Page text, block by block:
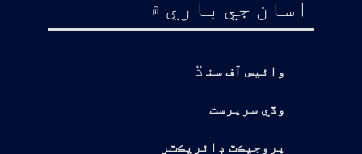
اسان جي باري ۾
وائيس آف سن ڌ
وڏي سرپرست
پروجيڪٽ ڊائريڪٽر